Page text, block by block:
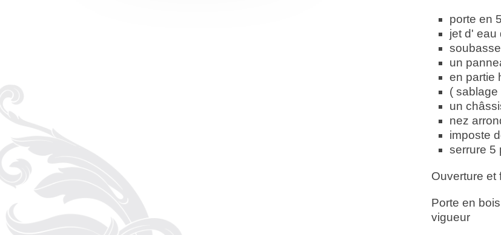
porte en
jet d' eau
un
en partie
( sablage
un
nez
imposte
serrure 5
Ouverture et
Porte en
vigueur